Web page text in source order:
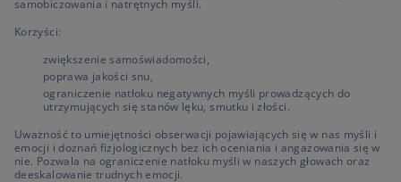
samobiczowania i natrętnych myśli.
Korzyści:
zwiększenie samoświadomości,
poprawa jakości snu,
ograniczenie natłoku negatywnych myśli prowadzących do
utrzymujących się stanów lęku, smutku i złości.
Uważność to umiejętności obserwacji pojawiających się w nas myśli i
emocji i doznań fizjologicznych bez ich oceniania i angażowania się w
nie. Pozwala na ograniczenie natłoku myśli w naszych głowach oraz
deeskalowanie trudnych emocji.